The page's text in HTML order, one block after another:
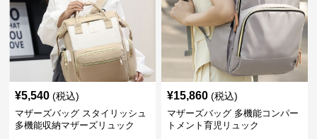
¥5,540 (税込)
マザーズバッグ スタイリッシュ
多機能収納マザーズリュック
¥15,860 (税込)
マザーズバッグ 多機能コンパー
トメント育児リュック